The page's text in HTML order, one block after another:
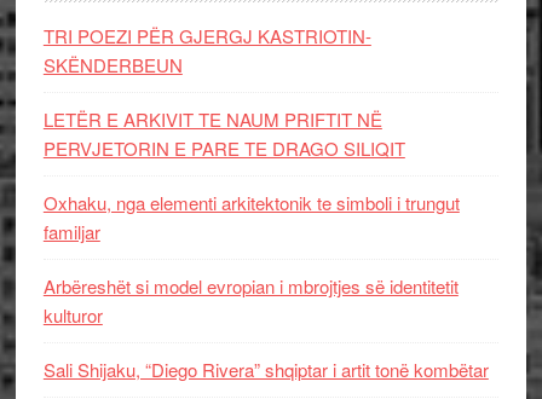
TRI POEZI PËR GJERGJ KASTRIOTIN-
SKËNDERBEUN
LETËR E ARKIVIT TE NAUM PRIFTIT NË
PERVJETORIN E PARE TE DRAGO SILIQIT
Oxhaku, nga elementi arkitektonik te simboli i trungut
familjar
Arbëreshët si model evropian i mbrojtjes së identitetit
kulturor
Sali Shijaku, “Diego Rivera” shqiptar i artit tonë kombëtar